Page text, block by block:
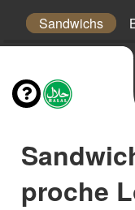
Sandwichs
proche